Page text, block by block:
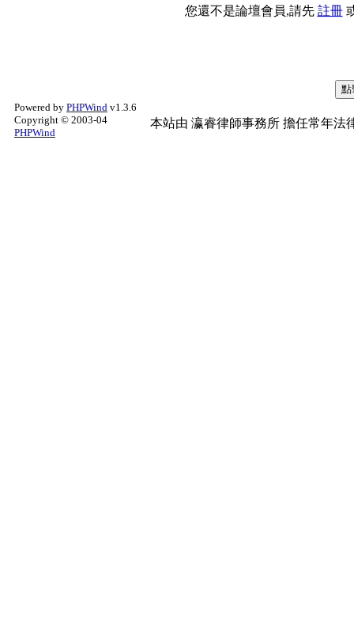
您還不是論壇會員,請先 註冊
Powered by PHPWind v1.3.6
Copyright © 2003-04
PHPWind
本站由 瀛睿律師事務所 擔任常年法